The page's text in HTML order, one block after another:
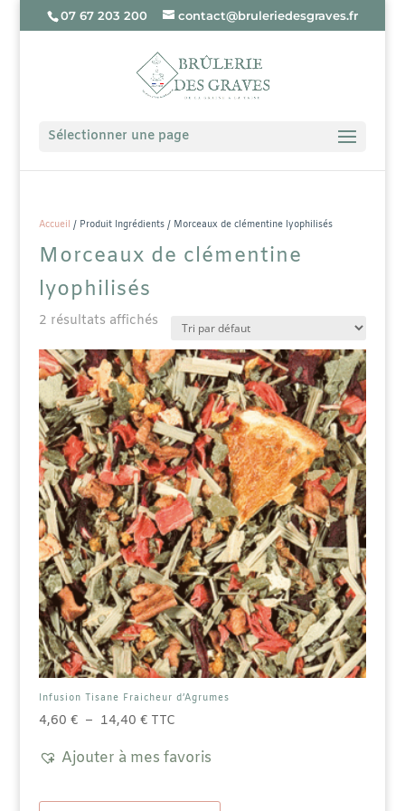
07 67 203 200 contact@bruleriedesgraves.fr
Sélectionner une page
Accueil / Produit Ingrédients / Morceaux de clémentine lyophilisés
Morceaux de clémentine
lyophilisés
2 résultats affichés
Infusion Tisane Fraicheur d’Agrumes
4,60 € – 14,40 €Plage
prix :
à
TTC
Ajouter à mes favoris
produit